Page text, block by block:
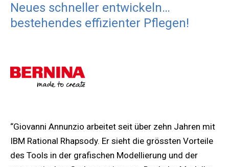
Neues schneller entwickeln…
bestehendes effizienter Pflegen!
“Giovanni Annunzio arbeitet seit über zehn Jahren mit
IBM Rational Rhapsody. Er sieht die grössten Vorteile
des Tools in der grafischen Modellierung und der